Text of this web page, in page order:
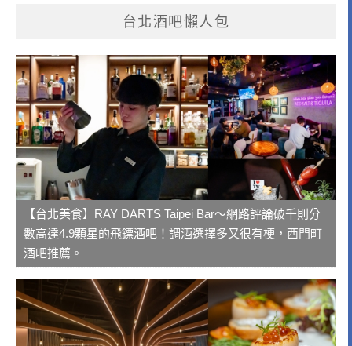
台北酒吧懶人包
【台北美食】RAY DARTS Taipei Bar～網路評論破千則分
數高達4.9顆星的飛鏢酒吧！調酒選擇多又很有梗，西門町
酒吧推薦。